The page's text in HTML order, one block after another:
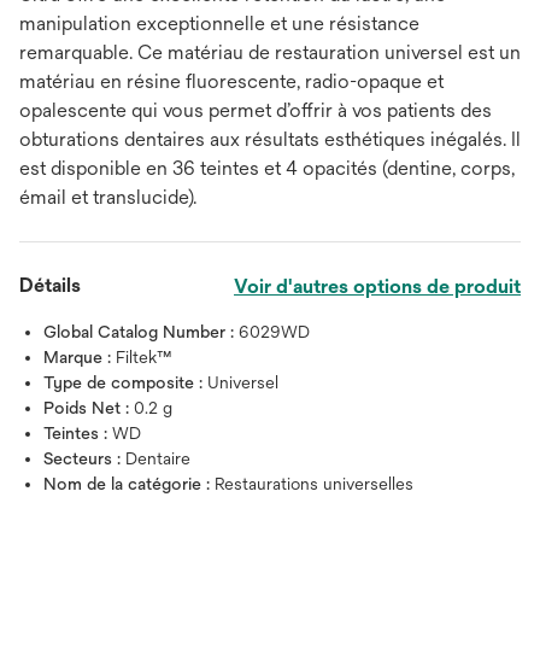
manipulation exceptionnelle et une résistance
remarquable. Ce matériau de restauration universel est un
matériau en résine fluorescente, radio-opaque et
opalescente qui vous permet d’offrir à vos patients des
obturations dentaires aux résultats esthétiques inégalés. Il
est disponible en 36 teintes et 4 opacités (dentine, corps,
émail et translucide).
Détails Voir d'autres options de produit
Global Catalog Number : 6029WD
Marque : Filtek™
Type de composite : Universel
Poids Net : 0.2 g
Teintes : WD
Secteurs : Dentaire
Nom de la catégorie : Restaurations universelles